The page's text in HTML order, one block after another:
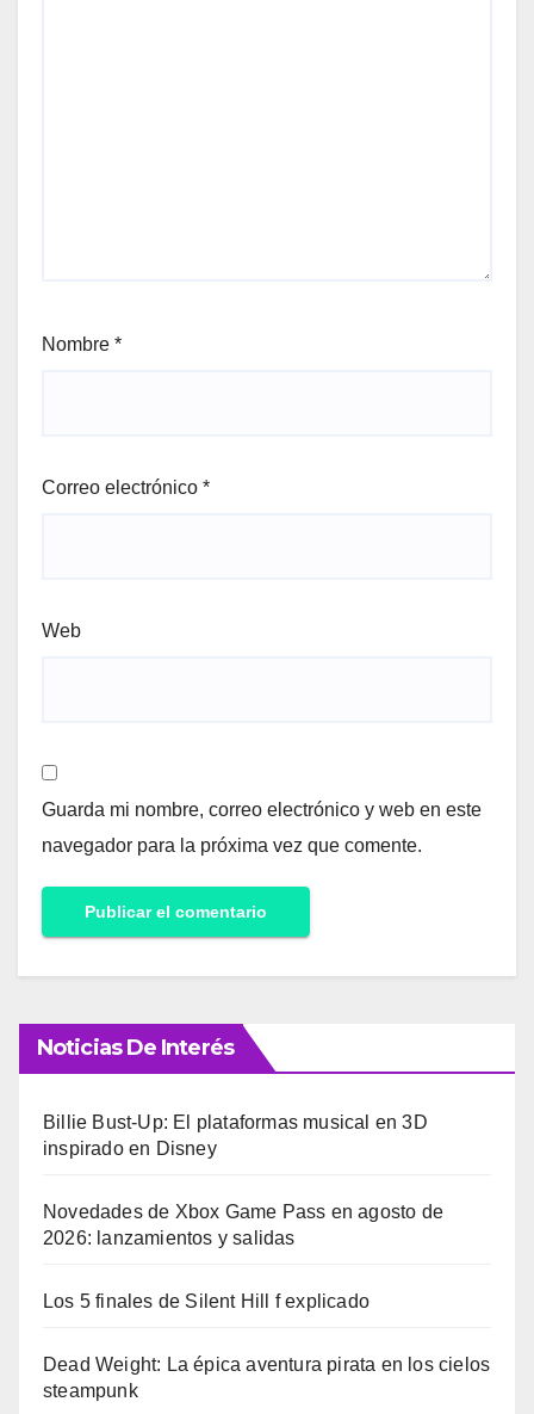
Nombre *
Correo electrónico *
Web
Guarda mi nombre, correo electrónico y web en este
navegador para la próxima vez que comente.
Noticias De Interés
Billie Bust-Up: El plataformas musical en 3D
inspirado en Disney
Novedades de Xbox Game Pass en agosto de
2026: lanzamientos y salidas
Los 5 finales de Silent Hill f explicado
Dead Weight: La épica aventura pirata en los cielos
steampunk